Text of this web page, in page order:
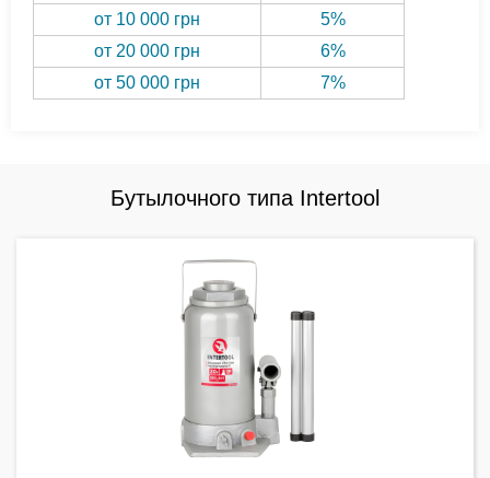
от 10 000 грн
5%
от 20 000 грн
6%
от 50 000 грн
7%
Бутылочного типа Intertool